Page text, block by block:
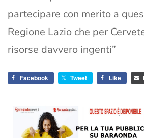
partecipare con merito a
Regione Lazio che per
risorse davvero ingenti”
Facebook Tweet Like